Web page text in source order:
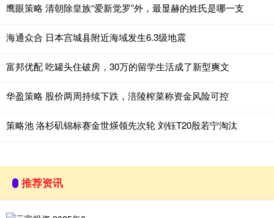
鹰眼策略 清朝除皇族“爱新觉罗”外，最显赫的姓氏是哪一支
海通众合 日本宫城县附近海域发生6.3级地震
富邦优配 吃罐头住破房，30万的留学生活成了新型爽文
华盈策略 股价两周持续下跌，涪陵榨菜称资金风险可控
策略池 洛杉矶锦标赛金世煐领先次轮 刘钰T20殷若宁淘汰
推荐资讯